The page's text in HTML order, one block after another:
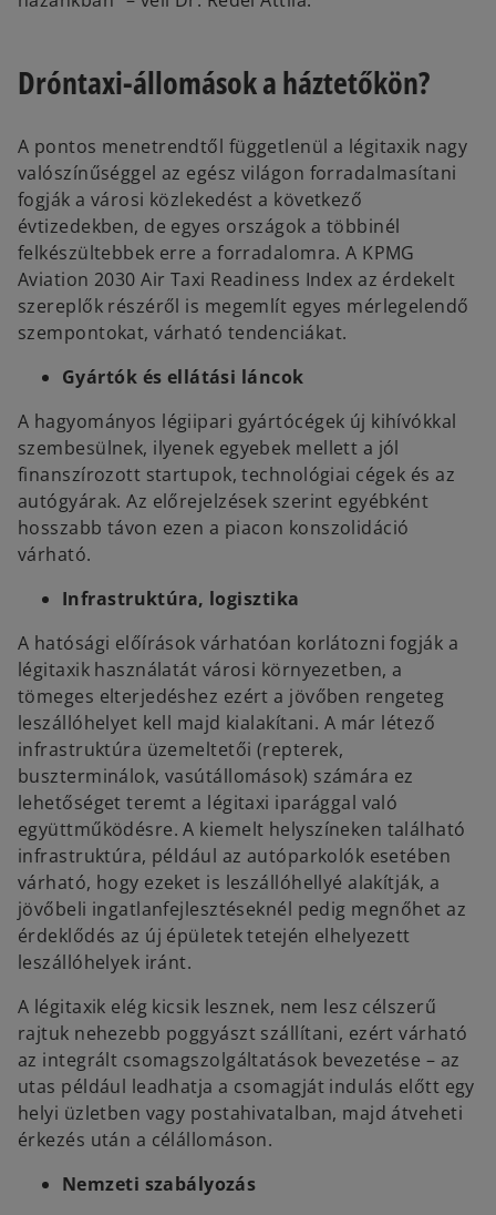
Dróntaxi-állomások a háztetőkön?
A pontos menetrendtől függetlenül a légitaxik nagy
valószínűséggel az egész világon forradalmasítani
fogják a városi közlekedést a következő
évtizedekben, de egyes országok a többinél
felkészültebbek erre a forradalomra. A KPMG
Aviation 2030 Air Taxi Readiness Index az érdekelt
szereplők részéről is megemlít egyes mérlegelendő
szempontokat, várható tendenciákat.
Gyártók és ellátási láncok
A hagyományos légiipari gyártócégek új kihívókkal
szembesülnek, ilyenek egyebek mellett a jól
finanszírozott startupok, technológiai cégek és az
autógyárak. Az előrejelzések szerint egyébként
hosszabb távon ezen a piacon konszolidáció
várható.
Infrastruktúra, logisztika
A hatósági előírások várhatóan korlátozni fogják a
légitaxik használatát városi környezetben, a
tömeges elterjedéshez ezért a jövőben rengeteg
leszállóhelyet kell majd kialakítani. A már létező
infrastruktúra üzemeltetői (repterek,
buszterminálok, vasútállomások) számára ez
lehetőséget teremt a légitaxi iparággal való
együttműködésre. A kiemelt helyszíneken található
infrastruktúra, például az autóparkolók esetében
várható, hogy ezeket is leszállóhellyé alakítják, a
jövőbeli ingatlanfejlesztéseknél pedig megnőhet az
érdeklődés az új épületek tetején elhelyezett
leszállóhelyek iránt.
A légitaxik elég kicsik lesznek, nem lesz célszerű
rajtuk nehezebb poggyászt szállítani, ezért várható
az integrált csomagszolgáltatások bevezetése – az
utas például leadhatja a csomagját indulás előtt egy
helyi üzletben vagy postahivatalban, majd átveheti
érkezés után a célállomáson.
Nemzeti szabályozás